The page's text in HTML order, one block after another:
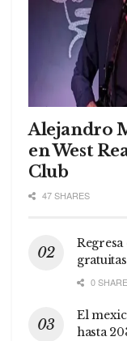
Alejandro
en West
Club
47 SHARES
0
El
hasta